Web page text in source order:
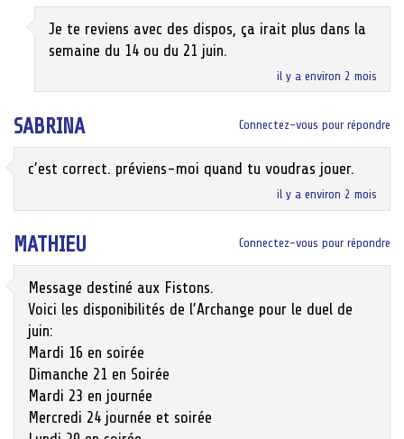
il y a environ 2 mois
Je te reviens avec des dispos, ça irait plus dans la
semaine du 14 ou du 21 juin.
SABRINA
il y a environ 2 mois
c’est correct. préviens-moi quand tu voudras jouer.
Connectez-vous pour répondre
MATHIEU
Message destiné aux Fistons.
Voici les disponibilités de l’Archange pour le duel de
juin:
Mardi 16 en soirée
Dimanche 21 en Soirée
Mardi 23 en journée
Mercredi 24 journée et soirée
Connectez-vous pour répondre